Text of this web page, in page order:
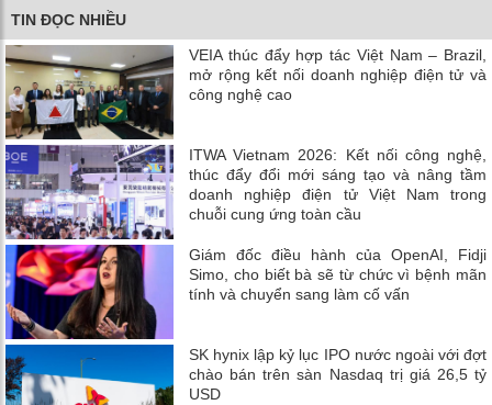
TIN ĐỌC NHIỀU
VEIA thúc đẩy hợp tác Việt Nam – Brazil,
mở rộng kết nối doanh nghiệp điện tử và
công nghệ cao
ITWA Vietnam 2026: Kết nối công nghệ,
thúc đẩy đổi mới sáng tạo và nâng tầm
doanh nghiệp điện tử Việt Nam trong
chuỗi cung ứng toàn cầu
Giám đốc điều hành của OpenAI, Fidji
Simo, cho biết bà sẽ từ chức vì bệnh mãn
tính và chuyển sang làm cố vấn
SK hynix lập kỷ lục IPO nước ngoài với đợt
chào bán trên sàn Nasdaq trị giá 26,5 tỷ
USD